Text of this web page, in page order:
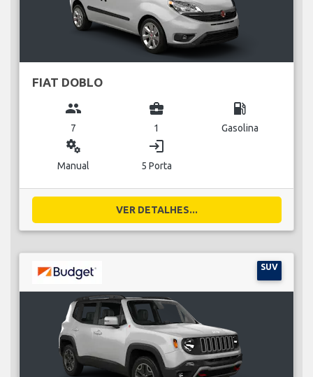
FIAT DOBLO
group
7
business_center
1
local_gas_station
Gasolina
miscellaneous_services
Manual
login
5 Porta
VER DETALHES...
SUV